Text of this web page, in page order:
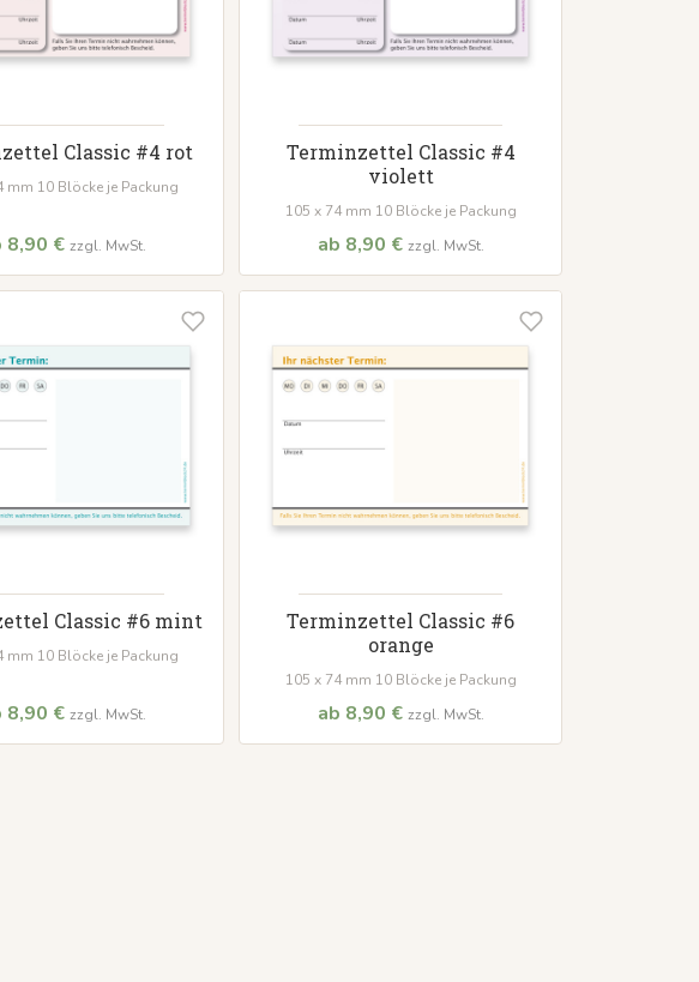
Classic #4 rot
mm 10 Blöcke je Packung
8,90 € zzgl. MwSt.
Terminzettel Classic #4
violett
105 x 74 mm 10 Blöcke je Packung
ab 8,90 € zzgl. MwSt.
Classic #6 mint
mm 10 Blöcke je Packung
8,90 € zzgl. MwSt.
Terminzettel Classic #6
orange
105 x 74 mm 10 Blöcke je Packung
ab 8,90 € zzgl. MwSt.